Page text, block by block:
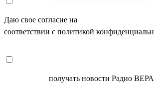
Даю свое согласие на
соответствии с политикой
получать новости Радио ВЕРА